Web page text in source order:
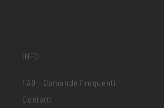
INFO
FAQ - Domande Frequenti
Contatti